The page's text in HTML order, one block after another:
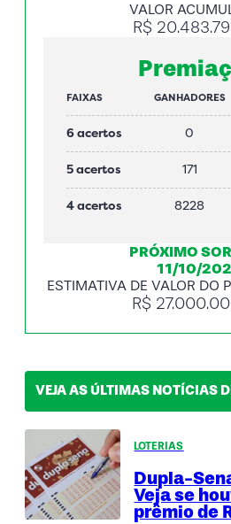
VALOR
R$
FAIXAS GANHADORES
6 acertos 0
5 acertos 171
4 acertos 8228
PRÓXIMO
11/10/
ESTIMATIVA DE VALOR DO
R$
VEJA AS ÚLTIMAS NOTÍCIAS
LOTERIAS
Dupla-
Veja se
prêmio de